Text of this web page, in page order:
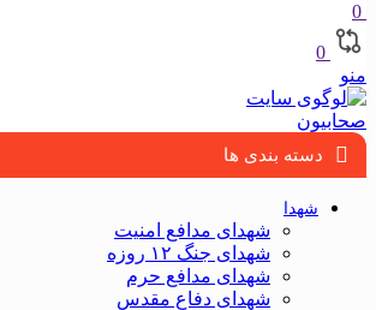
0
0
منو
دسته بندی ها
شهدا
شهدای مدافع امنیت
شهدای جنگ ۱۲ روزه
شهدای مدافع حرم
شهدای دفاع مقدس